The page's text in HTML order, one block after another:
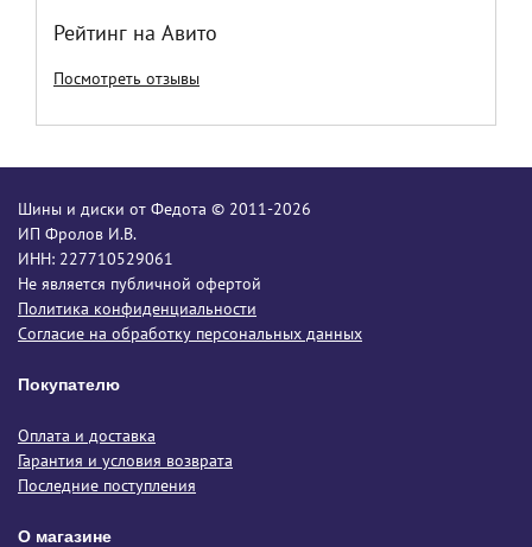
Рейтинг на Авито
Посмотреть отзывы
Шины и диски от Федота © 2011-2026
ИП Фролов И.В.
ИНН: 227710529061
Не является публичной офертой
Политика конфиденциальности
Согласие на обработку персональных данных
Покупателю
Оплата и доставка
Гарантия и условия возврата
Последние поступления
О магазине